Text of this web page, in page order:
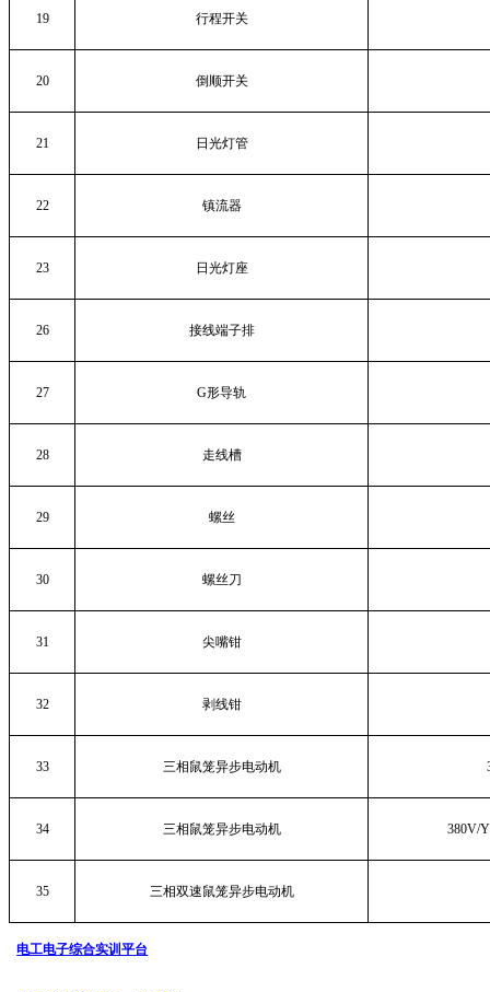
19 行程开关
20 倒顺开关
21 日光灯管
22 镇流器
23 日光灯座
26 接线端子排
27 G形导轨
28 走线槽
29 螺丝
30 螺丝刀
31 尖嘴钳
32 剥线钳
33 三相鼠笼异步电动机
34 三相鼠笼异步电动机 380V/
35 三相双速鼠笼异步电动机
电工电子综合实训平台